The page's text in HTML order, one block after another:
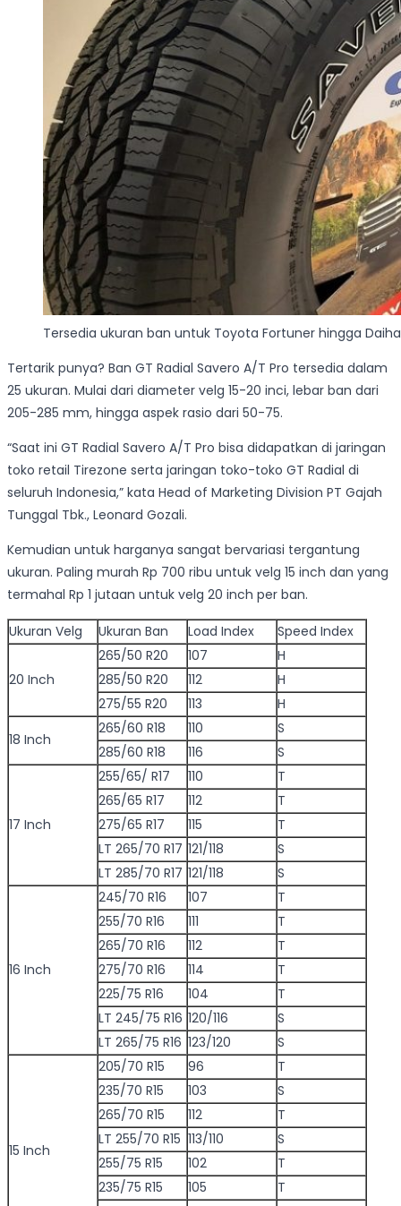
Tersedia ukuran ban untuk Toyota Fortuner hingga
Tertarik punya? Ban GT Radial Savero A/T Pro tersedia dalam
25 ukuran. Mulai dari diameter velg 15-20 inci, lebar ban dari
205-285 mm, hingga aspek rasio dari 50-75.
“Saat ini GT Radial Savero A/T Pro bisa didapatkan di jaringan
toko retail Tirezone serta jaringan toko-toko GT Radial di
seluruh Indonesia,” kata Head of Marketing Division PT Gajah
Tunggal Tbk., Leonard Gozali.
Kemudian untuk harganya sangat bervariasi tergantung
ukuran. Paling murah Rp 700 ribu untuk velg 15 inch dan yang
termahal Rp 1 jutaan untuk velg 20 inch per ban.
Ukuran Velg Ukuran Ban Load Index Speed Index
20 Inch
265/50 R20 107
H
285/50 R20
112
H
275/55 R20
113
H
18 Inch
265/60 R18 110
S
285/60 R18
116 S
17 Inch
255/65/ R17 110
T
265/65 R17
112
T
275/65 R17
115
T
LT 265/70 R17 121/118
S
LT 285/70 R17 121/118 S
16 Inch
245/70 R16 107
T
255/70 R16
111
T
265/70 R16
112
T
275/70 R16
114
T
225/75 R16
104
T
LT 245/75 R16 120/116
S
LT 265/75 R16 123/120 S
15 Inch
205/70 R15 96
T
235/70 R15
103
S
265/70 R15
112
T
LT 255/70 R15 113/110
S
255/75 R15
102
T
235/75 R15
105
T